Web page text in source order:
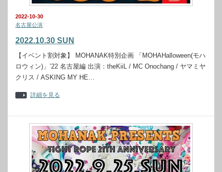
2022-10-30
名古屋公演
2022.10.30 SUN
【イベント割対象】 MOHANAK特別企画 「MOHAHalloween(モハ
ロウィン)」’22 名古屋編 出演：theKiiL / MC Onochang / ヤマミヤ
クリス / ASKING MY HE…
詳細を見る